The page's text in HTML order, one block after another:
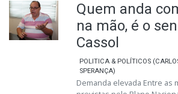
Quem anda
na mão, é o
Cassol
POLITICA & POLÍTICOS
SPERANÇA)
Demanda elevada Entre as